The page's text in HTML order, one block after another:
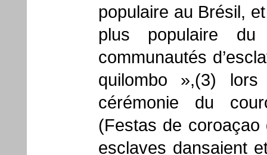
populaire au Brésil,
plus populaire
communautés
quilombo »,(3)
cérémonie du
(Festas de
esclaves dansaient